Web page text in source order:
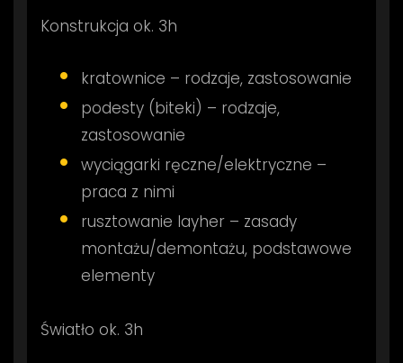
Konstrukcja ok. 3h
kratownice – rodzaje, zastosowanie
podesty (biteki) – rodzaje,
zastosowanie
wyciągarki ręczne/elektryczne –
praca z nimi
rusztowanie layher – zasady
montażu/demontażu, podstawowe
elementy
Światło ok. 3h